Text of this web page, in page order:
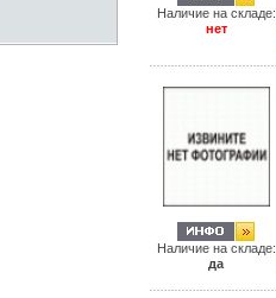
Наличие на складе:
нет
Наличие на складе:
да